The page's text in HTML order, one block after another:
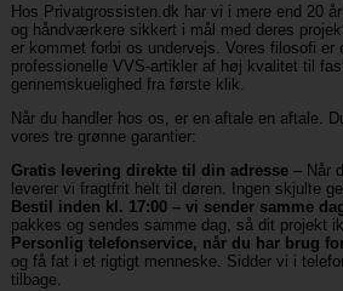
Hos Privatgrossisten.dk har vi i mere end 20
og håndværkere sikkert i mål med deres
er kommet forbi os undervejs. Vores filosofi er
professionelle VVS-artikler af høj kvalitet til
gennemskuelighed fra første klik.
Når du handler hos os, er en aftale en aftale.
vores tre grønne garantier:
Gratis levering direkte til din adresse– Når
leverer vi fragtfrit helt til døren. Ingen skjulte
Bestil inden kl. 17:00 – vi sender samme
pakkes og sendes samme dag, så dit projekt
Personlig telefonservice, når du har brug
og få fat i et rigtigt menneske. Sidder vi i
tilbage.